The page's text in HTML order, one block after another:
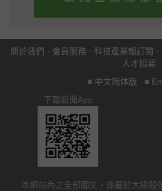
關於我們 · 會員服務 · 科技產業報訂閱 ·
· 人才招募
■ 中文简体版 ■
下載新聞App
本網站內之全部圖文，係屬於大椽股